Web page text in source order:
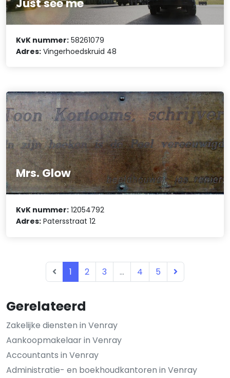
Gerelateerd
Zakelijke diensten in Venray
Aankoopmakelaar in Venray
Accountants in Venray
Administratie- en boekhoudkantoren in Venray
KvK nummer: 58261079
Adres: Vingerhoedskruid 48
Mrs. Glow
KvK nummer: 12054792
Adres: Patersstraat 12
1 2 3 ... 4 5